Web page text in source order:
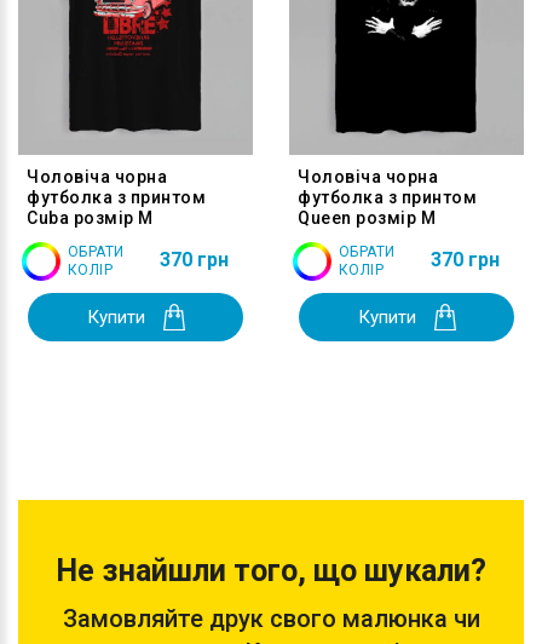
Чоловіча чорна
футболка з принтом
Cuba розмір M
ОБРАТИ
КОЛІР
370 грн
Купити
Чоловіча чорна
футболка з принтом
Queen розмір M
ОБРАТИ
КОЛІР
370 грн
Купити
Не знайшли того, що шукали?
Замовляйте друк свого малюнка чи